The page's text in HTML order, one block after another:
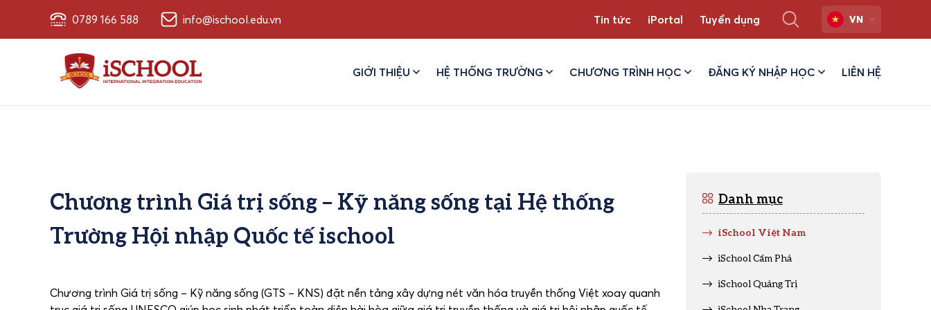
0789 166 588 info@ischool.edu.vn Tin tức iPortal Tuyển dụng VN
GIỚI THIỆU HỆ THỐNG TRƯỜNG CHƯƠNG TRÌNH HỌC ĐĂNG KÝ NHẬP HỌC LIÊN HỆ
Chương trình Giá trị sống – Kỹ năng sống tại Hệ thống
Trường Hội nhập Quốc tế ischool
Chương trình Giá trị sống – Kỹ năng sống (GTS – KNS) đặt nền tảng xây dựng nét văn hóa truyền thống Việt xoay quanh
Danh mục
iSchool Việt Nam
iSchool Cẩm Phả
iSchool Quảng Trị